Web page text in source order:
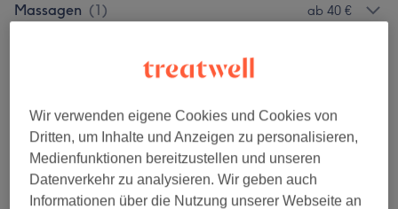
Massagen (1) ab 40 €
Salonbewertungen
4,8 79 Bewertungen
Wir verwenden eigene Cookies und Cookies von
Dritten, um Inhalte und Anzeigen zu personalisieren,
Medienfunktionen bereitzustellen und unseren
Datenverkehr zu analysieren. Wir geben auch
Informationen über die Nutzung unserer Webseite an